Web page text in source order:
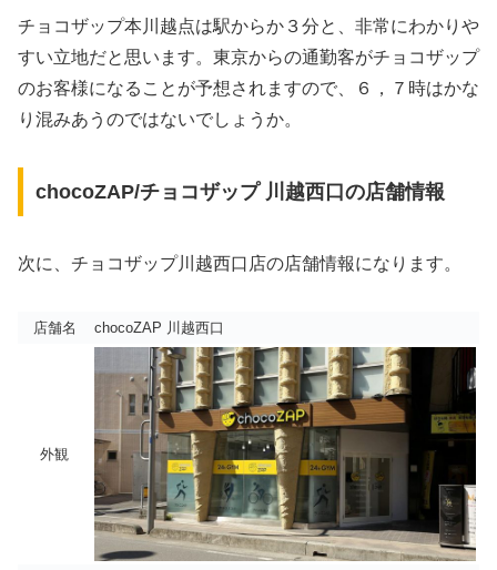
チョコザップ本川越点は駅からか３分と、非常にわかりや
すい立地だと思います。東京からの通勤客がチョコザップ
のお客様になることが予想されますので、６，７時はかな
り混みあうのではないでしょうか。
chocoZAP/チョコザップ 川越西口の店舗情報
次に、チョコザップ川越西口店の店舗情報になります。
店舗名 chocoZAP 川越西口
外観